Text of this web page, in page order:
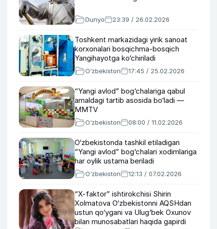
Dunyo 23:39 / 26.02.2026
Toshkent markazidagi yirik sanoat
korxonalari bosqichma-bosqich
Yangihayotga ko‘chiriladi
O‘zbekiston 17:45 / 25.02.2026
“Yangi avlod” bog‘chalariga qabul
amaldagi tartib asosida bo‘ladi —
MMTV
O‘zbekiston 08:00 / 11.02.2026
O‘zbekistonda tashkil etiladigan
“Yangi avlod” bog‘chalari xodimlariga
har oylik ustama beriladi
O‘zbekiston 12:13 / 07.02.2026
“X-faktor” ishtirokchisi Shirin
Xolmatova O‘zbekistonni AQSHdan
ustun qo‘ygani va Ulug‘bek Oxunov
bilan munosabatlari haqida gapirdi